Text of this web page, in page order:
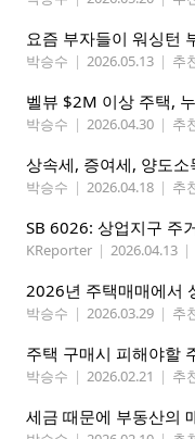
요즘 부자들이 워싱턴
박승수 | 2026.05.13 | 추
벨뷰 $2M 이상 주택,
박승수 | 2026.04.30 | 추
상속세, 증여세, 양도
박승수 | 2026.04.18 | 추
SB 6026: 상업지구 주
KReporter | 2026.04.13 |
2026년 주택매매에서
박승수 | 2026.03.29 | 추
주택 구매시 피해야할
박승수 | 2026.02.21 | 추
세금 때문에 부동산의